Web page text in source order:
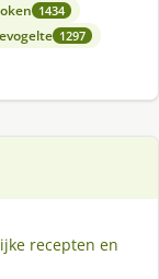
1434
1297
recepten en